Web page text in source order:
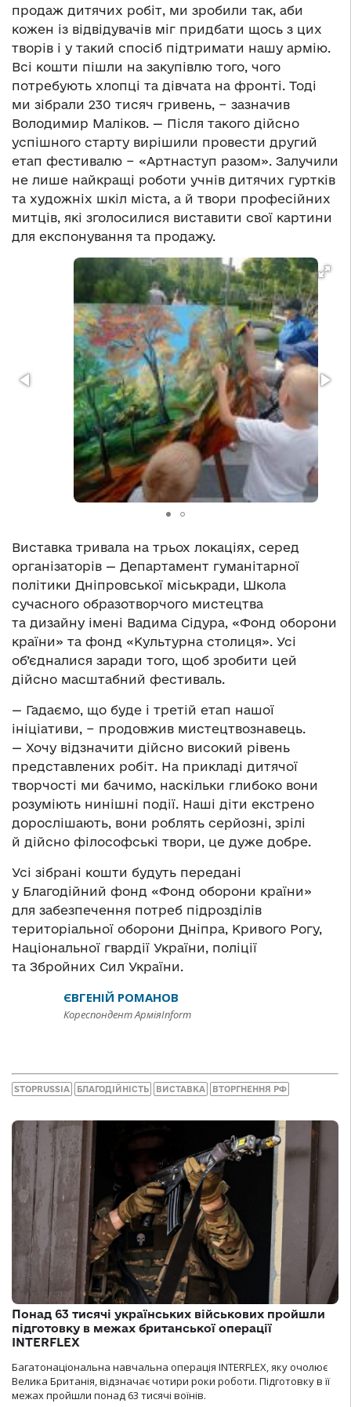
продаж дитячих робіт, ми зробили так, аби
кожен із відвідувачів міг придбати щось з цих
творів і у такий спосіб підтримати нашу армію.
Всі кошти пішли на закупівлю того, чого
потребують хлопці та дівчата на фронті. Тоді
ми зібрали 230 тисяч гривень, − зазначив
Володимир Маліков. — Після такого дійсно
успішного старту вирішили провести другий
етап фестивалю − «Артнаступ разом». Залучили
не лише найкращі роботи учнів дитячих гуртків
та художніх шкіл міста, а й твори професійних
митців, які зголосилися виставити свої картини
для експонування та продажу.
Виставка тривала на трьох локаціях, серед
організаторів — Департамент гуманітарної
політики Дніпровської міськради, Школа
сучасного образотворчого мистецтва
та дизайну імені Вадима Сідура, «Фонд оборони
країни» та фонд «Культурна столиця». Усі
об’єдналися заради того, щоб зробити цей
дійсно масштабний фестиваль.
— Гадаємо, що буде і третій етап нашої
ініціативи, − продовжив мистецтвознавець.
— Хочу відзначити дійсно високий рівень
представлених робіт. На прикладі дитячої
творчості ми бачимо, наскільки глибоко вони
розуміють нинішні події. Наші діти екстрено
дорослішають, вони роблять серйозні, зрілі
й дійсно філософські твори, це дуже добре.
Усі зібрані кошти будуть передані
у Благодійний фонд «Фонд оборони країни»
для забезпечення потреб підрозділів
територіальної оборони Дніпра, Кривого Рогу,
Національної гвардії України, поліції
та Збройних Сил України.
ЄВГЕНІЙ РОМАНОВ
Кореспондент АрміяInform
STOPRUSSIA БЛАГОДІЙНІСТЬ ВИСТАВКА ВТОРГНЕННЯ РФ
Понад 63 тисячі українських військових пройшли
підготовку в межах британської операції
INTERFLEX
Багатонаціональна навчальна операція INTERFLEX, яку очолює
Велика Британія, відзначає чотири роки роботи. Підготовку в її
межах пройшли понад 63 тисячі воїнів.